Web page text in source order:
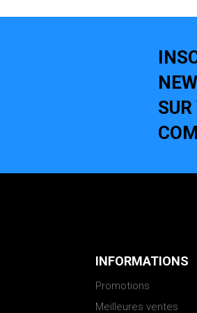
INFORMATIONS
Promotions
Meilleures ventes